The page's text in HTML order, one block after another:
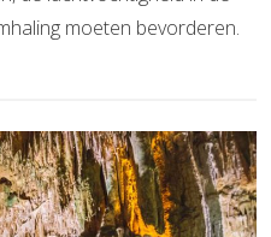
moeten bevorderen.